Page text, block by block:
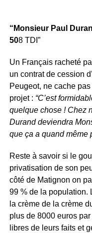
“Monsieur Paul
508 TDI”
Un Français racheté
un contrat de cession
Peugeot, ne cache
projet : “C’est
quelque chose ! Chez
Durand deviendra
que ça a quand même
Reste à savoir si le
privatisation de son
côté de Matignon on
99 % de la population.
la crème de la crème
plus de 8000 euros
libres de leurs faits et